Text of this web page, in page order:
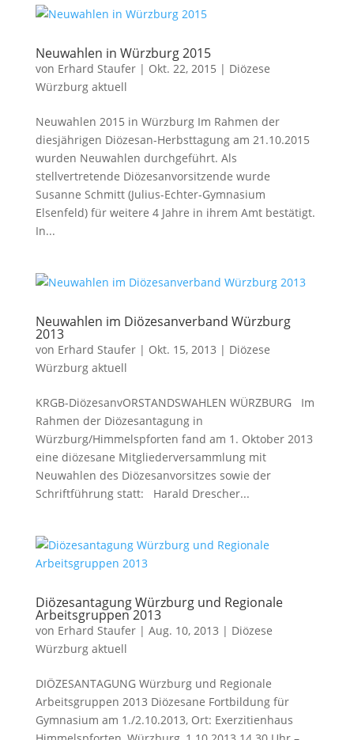
Neuwahlen in Würzburg 2015
von Erhard Staufer| Okt. 22, 2015 | Diözese
Würzburg aktuell
Neuwahlen 2015 in Würzburg Im Rahmen der
diesjährigen Diözesan-Herbsttagung am 21.10.2015
wurden Neuwahlen durchgeführt. Als
stellvertretende Diözesanvorsitzende wurde
Susanne Schmitt (Julius-Echter-Gymnasium
Elsenfeld) für weitere 4 Jahre in ihrem Amt bestätigt.
In...
Neuwahlen im Diözesanverband Würzburg
2013
von Erhard Staufer| Okt. 15, 2013 | Diözese
Würzburg aktuell
KRGB-DiözesanvORSTANDSWAHLEN WÜRZBURG Im
Rahmen der Diözesantagung in
Würzburg/Himmelspforten fand am 1. Oktober 2013
eine diözesane Mitgliederversammlung mit
Neuwahlen des Diözesanvorsitzes sowie der
Schriftführung statt: Harald Drescher...
Diözesantagung Würzburg und Regionale
Arbeitsgruppen 2013
von Erhard Staufer| Aug. 10, 2013 | Diözese
Würzburg aktuell
DIÖZESANTAGUNG Würzburg und Regionale
Arbeitsgruppen 2013 Diözesane Fortbildung für
Gymnasium am 1./2.10.2013, Ort: Exerzitienhaus